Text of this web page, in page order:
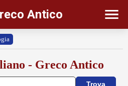
Antico
- Greco Antico